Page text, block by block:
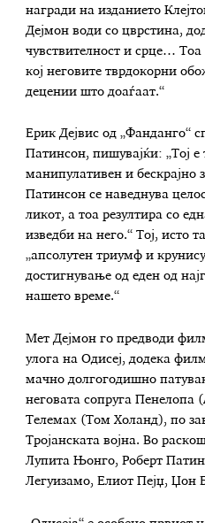
награди на изданието
Дејмон води со цврстина,
чувствителност и срце…
кој неговите тврдокорни
децении што доаѓаат.“
Ерик Дејвис од „Фанданго“
Патинсон, пишувајќи: „Тој е
манипулативен и бескрајно
Патинсон се наведнува
ликот, а тоа резултира со
изведби на него.“ Тој, исто
„апсолутен триумф и
достигнување од еден од
нашето време.“
Мет Дејмон го предводи
улога на Одисеј, додека
мачно долгогодишно
неговата сопруга Пенелопа
Телемах (Том Холанд), по
Тројанската војна. Во
Лупита Њонго, Роберт
Легуизамо, Елиот Пејџ, Џон